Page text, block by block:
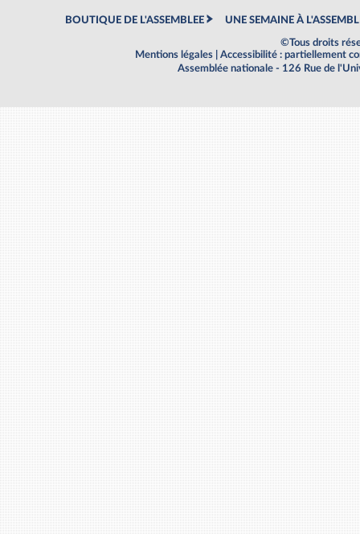
BOUTIQUE DE L'ASSEMBLEE UNE SEMAINE À
©Tous droits
Mentions légales
Accessibilité : partiellement
Assemblée nationale - 126 Rue de